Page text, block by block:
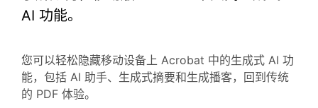
AI 功能。
您可以轻松隐藏移动设备上 Acrobat 中的生成式 AI 功
能，包括 AI 助手、生成式摘要和生成播客，回到传统
的 PDF 体验。